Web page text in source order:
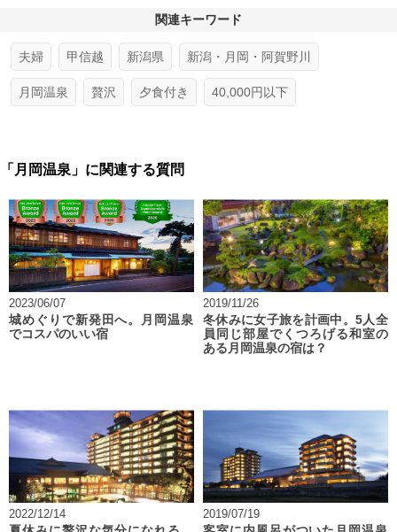
関連キーワード
夫婦 甲信越 新潟県 新潟・月岡・阿賀野川
月岡温泉 贅沢 夕食付き 40,000円以下
「月岡温泉」に関連する質問
2023/06/07
城めぐりで新発田へ。月岡温泉
でコスパのいい宿
2019/11/26
冬休みに女子旅を計画中。5人全
員同じ部屋でくつろげる和室の
ある月岡温泉の宿は？
2022/12/14
2019/07/19